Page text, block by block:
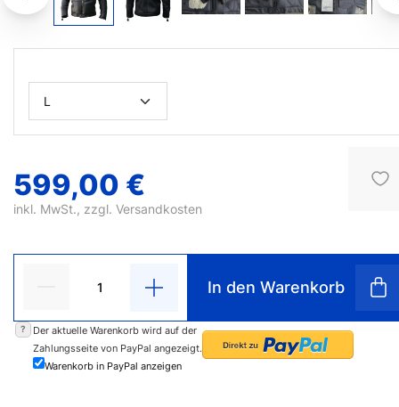
599,00 €
inkl. MwSt., zzgl. Versandkosten
In den Warenkorb
?
Der aktuelle Warenkorb wird auf der
Zahlungsseite von PayPal angezeigt.
Warenkorb in PayPal anzeigen